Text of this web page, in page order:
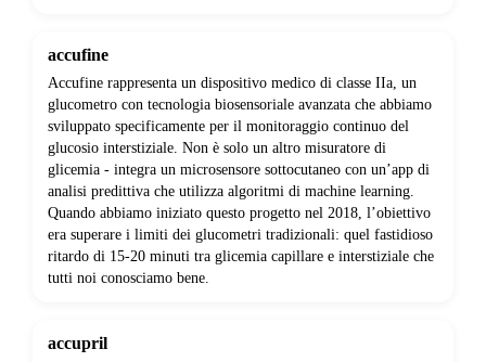
accufine
Accufine rappresenta un dispositivo medico di classe IIa, un
glucometro con tecnologia biosensoriale avanzata che abbiamo
sviluppato specificamente per il monitoraggio continuo del
glucosio interstiziale. Non è solo un altro misuratore di
glicemia - integra un microsensore sottocutaneo con un’app di
analisi predittiva che utilizza algoritmi di machine learning.
Quando abbiamo iniziato questo progetto nel 2018, l’obiettivo
era superare i limiti dei glucometri tradizionali: quel fastidioso
ritardo di 15-20 minuti tra glicemia capillare e interstiziale che
tutti noi conosciamo bene.
accupril